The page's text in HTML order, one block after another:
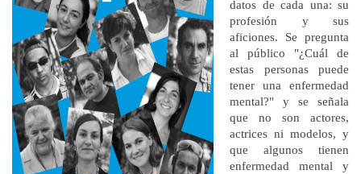
datos de cada una: su
profesión y sus
aficiones. Se pregunta
al público "¿Cuál de
estas personas puede
tener una enfermedad
mental?" y se señala
que no son actores,
actrices ni modelos, y
que algunos tienen
enfermedad mental y